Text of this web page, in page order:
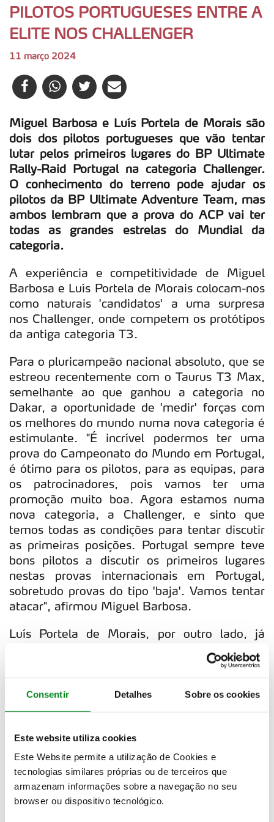
Consentir Detalhes Sobre os cookies
Este website utiliza cookies
Este Website permite a utilização de Cookies e
tecnologias similares próprias ou de terceiros que
armazenam informações sobre a navegação no seu
browser ou dispositivo tecnológico.
PILOTOS PORTUGUESES ENTRE A
ELITE NOS CHALLENGER
11 março 2024
Miguel Barbosa e Luís Portela de Morais são
dois dos pilotos portugueses que vão tentar
lutar pelos primeiros lugares do BP Ultimate
Rally-Raid Portugal na categoria Challenger.
O conhecimento do terreno pode ajudar os
pilotos da BP Ultimate Adventure Team, mas
ambos lembram que a prova do ACP vai ter
todas as grandes estrelas do Mundial da
categoria.
A experiência e competitividade de Miguel
Barbosa e Luís Portela de Morais colocam-nos
como naturais 'candidatos' a uma surpresa
nos Challenger, onde competem os protótipos
da antiga categoria T3.
Para o pluricampeão nacional absoluto, que se
estreou recentemente com o Taurus T3 Max,
semelhante ao que ganhou a categoria no
Dakar, a oportunidade de 'medir' forças com
os melhores do mundo numa nova categoria é
estimulante. "É incrível podermos ter uma
prova do Campeonato do Mundo em Portugal,
é ótimo para os pilotos, para as equipas, para
os patrocinadores, pois vamos ter uma
promoção muito boa. Agora estamos numa
nova categoria, a Challenger, e sinto que
temos todas as condições para tentar discutir
as primeiras posições. Portugal sempre teve
bons pilotos a discutir os primeiros lugares
nestas provas internacionais em Portugal,
sobretudo provas do tipo 'baja'. Vamos tentar
atacar", afirmou Miguel Barbosa.
Luís Portela de Morais, por outro lado, já
conhece bem o OT3 da categoria Challenger,
mas desta vez estará integrado na equipa
oficial da GRally, fundada por Ghislain de
Mévius. "É um prazer enorme recebermos
uma prova como esta em Portugal. É uma
moto, onde eu aprendi a guiar, inclusive há
uma parte da corrida que passa literalmente
em minha casa! É uma prova ao gosto dos
pilotos portugueses, a grande diferença num
Rally-Raid é que temos de navegar. Vejo, por